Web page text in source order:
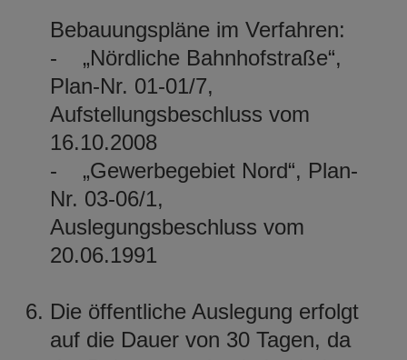
Bebauungspläne im Verfahren:
- „Nördliche Bahnhofstraße“,
Plan-Nr. 01-01/7,
Aufstellungsbeschluss vom
16.10.2008
- „Gewerbegebiet Nord“, Plan-
Nr. 03-06/1,
Auslegungsbeschluss vom
20.06.1991
Die öffentliche Auslegung erfolgt
auf die Dauer von 30 Tagen, da